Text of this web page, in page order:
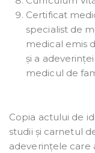
Certificat
specialist de
medical emis
și a
medicul de
Copia actului de
studii și carnetul
adeverințele care